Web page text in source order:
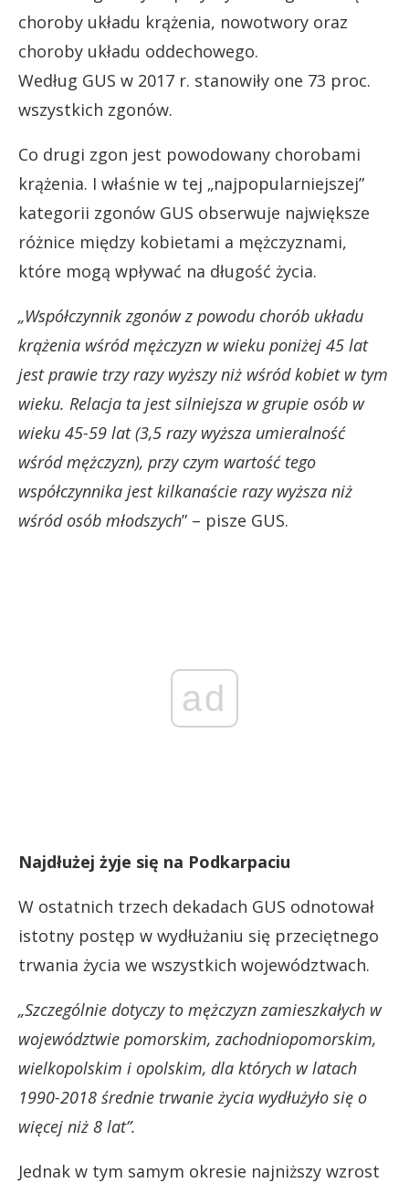
choroby układu krążenia, nowotwory oraz
choroby układu oddechowego.
Według GUS w 2017 r. stanowiły one 73 proc.
wszystkich zgonów.
Co drugi zgon jest powodowany chorobami
krążenia. I właśnie w tej „najpopularniejszej”
kategorii zgonów GUS obserwuje największe
różnice między kobietami a mężczyznami,
które mogą wpływać na długość życia.
„Współczynnik zgonów z powodu chorób układu
krążenia wśród mężczyzn w wieku poniżej 45 lat
jest prawie trzy razy wyższy niż wśród kobiet w tym
wieku. Relacja ta jest silniejsza w grupie osób w
wieku 45-59 lat (3,5 razy wyższa umieralność
wśród mężczyzn), przy czym wartość tego
współczynnika jest kilkanaście razy wyższa niż
wśród osób młodszych” – pisze GUS.
ad
Najdłużej żyje się na Podkarpaciu
W ostatnich trzech dekadach GUS odnotował
istotny postęp w wydłużaniu się przeciętnego
trwania życia we wszystkich województwach.
„Szczególnie dotyczy to mężczyzn zamieszkałych w
województwie pomorskim, zachodniopomorskim,
wielkopolskim i opolskim, dla których w latach
1990-2018 średnie trwanie życia wydłużyło się o
więcej niż 8 lat”.
Jednak w tym samym okresie najniższy wzrost